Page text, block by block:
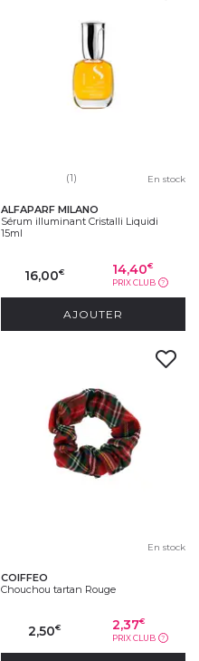
(1) En stock
ALFAPARF MILANO
Sérum illuminant Cristalli Liquidi
15ml
16,00€ 14,40€
PRIX CLUB ?
AJOUTER
En stock
COIFFEO
Chouchou tartan Rouge
2,50€ 2,37€
PRIX CLUB ?